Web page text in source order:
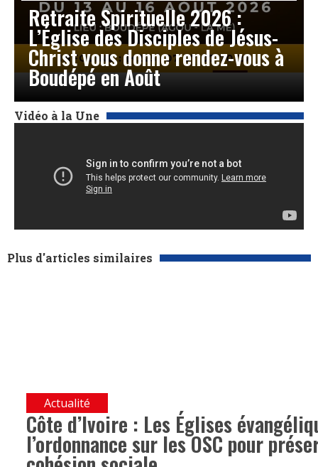
Retraite Spirituelle 2026 :
L’Église des Disciples de Jésus-
Christ vous donne rendez-vous à
Boudépé en Août
Vidéo à la Une
Plus d'articles similaires
Actualité
Côte d’Ivoire : Les Églises
l’ordonnance sur les OSC pour